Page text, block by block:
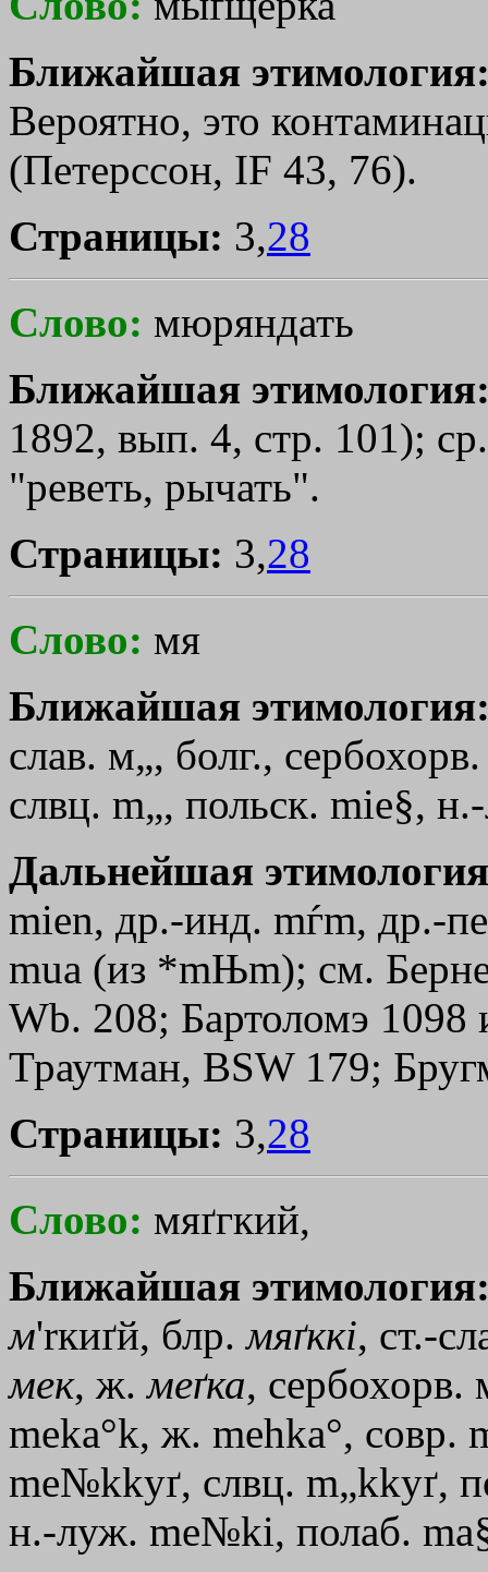
Ближайшая
Вероятно, это
(Петерссон, IF 43, 76).
Страницы: 3,28
Слово: мюряндать
Ближайшая
1892, вып. 4, стр. 101);
"реветь, рычать".
Страницы: 3,28
Слово: мя
Ближайшая
слав. м„, болг.,
слвц. m„, польск. mie§,
Дальнейшая
mien, др.-инд. mѓm, др.-
muа (из *mЊm); см.
Wb. 208; Бартоломэ
Траутман, ВSW 179;
Страницы: 3,28
Слово: мяґгкий,
Ближайшая
м'rкиґй, блр.мяґккi, ст.-
мек, ж.меґка, сербохорв.
meka°k, ж. mehka°, совр.
me№kkyґ, слвц. m„kkyґ,
н.-луж. me№ki, полаб.